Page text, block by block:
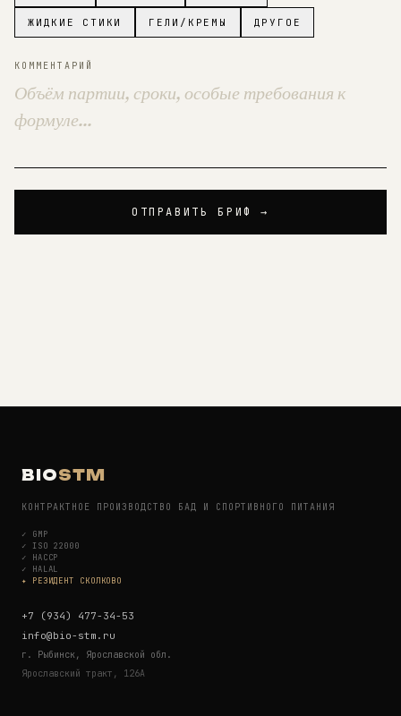
ЖИДКИЕ СТИКИ ГЕЛИ/КРЕМЫ ДРУГОЕ
КОММЕНТАРИЙ
ОТПРАВИТЬ БРИФ →
BIOSTM
КОНТРАКТНОЕ ПРОИЗВОДСТВО БАД И СПОРТИВНОГО ПИТАНИЯ
✓ GMP
✓ ISO 22000
✓ HACCP
✓ HALAL
✦ РЕЗИДЕНТ СКОЛКОВО
+7 (934) 477-34-53
info@bio-stm.ru
г. Рыбинск, Ярославской обл.
Ярославский тракт, 126А